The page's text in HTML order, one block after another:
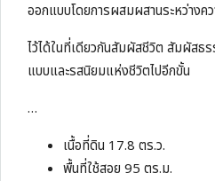
ออกแบบโดยการผสมผสานระหว่าง
ไว้ได้ในที่เดียวกันสัมผัสชีวิต สัมผัสธ
แบบและรสนิยมแห่งชีวิตไปอีกขั้น
…
เนื้อที่ดิน 17.8 ตร.ว.
พื้นที่ใช้สอย 95 ตร.ม.